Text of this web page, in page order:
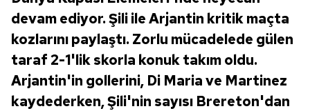
devam ediyor. Şili ile Arjantin kritik maçta
kozlarını paylaştı. Zorlu mücadelede gülen
taraf 2-1'lik skorla konuk takım oldu.
Arjantin'in gollerini, Di Maria ve Martinez
kaydederken, Şili'nin sayısı Brereton'dan